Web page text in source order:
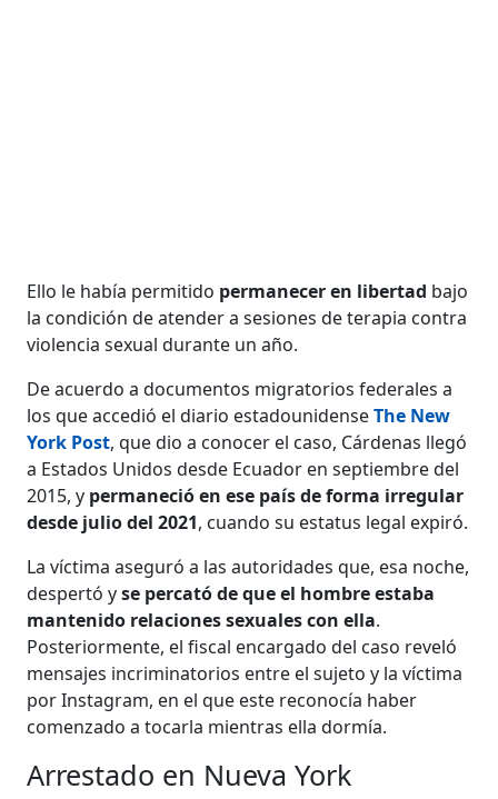
Ello le había permitido permanecer en libertad bajo
la condición de atender a sesiones de terapia contra
violencia sexual durante un año.
De acuerdo a documentos migratorios federales a
los que accedió el diario estadounidenseThe New
York Post, que dio a conocer el caso, Cárdenas llegó
a Estados Unidos desde Ecuador en septiembre del
2015, y permaneció en ese país de forma irregular
desde julio del 2021, cuando su estatus legal expiró.
La víctima aseguró a las autoridades que, esa noche,
despertó yse percató de que el hombre estaba
mantenido relaciones sexuales con ella.
Posteriormente, el fiscal encargado del caso reveló
mensajes incriminatorios entre el sujeto y la víctima
por Instagram, en el que este reconocía haber
comenzado a tocarla mientras ella dormía.
Arrestado en Nueva York